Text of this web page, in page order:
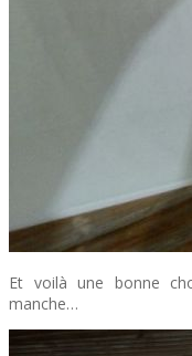
Et voilà une bonne
manche…